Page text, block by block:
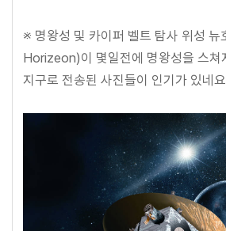
※ 명왕성 및 카이퍼 벨트 탐사 위성
Horizeon)이 몇일전에 명왕성을 스쳐
지구로 전송된 사진들이 인기가 있네